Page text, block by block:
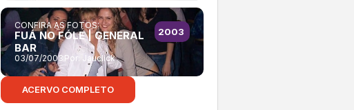
CONFIRA AS FOTOS:
FUÁ NO FÓLE | GENERAL
BAR
03/07/2003Por: Jauclick
2003
ACERVO COMPLETO